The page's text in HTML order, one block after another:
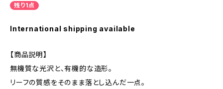
残り1点
International shipping available
【商品説明】
無機質な光沢と、有機的な造形。
リーフの質感をそのまま落とし込んだ一点。